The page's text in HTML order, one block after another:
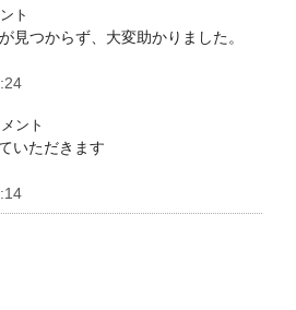
ト
見つからず、大変助かりました。
ント
いただきます